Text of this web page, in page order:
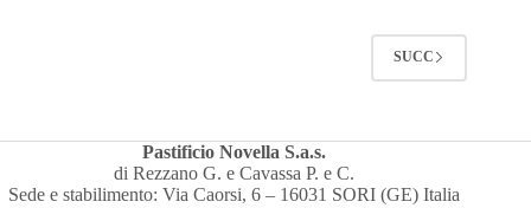
SUCC
Pastificio Novella S.a.s.
di Rezzano G. e Cavassa P. e C.
Sede e stabilimento: Via Caorsi, 6 – 16031 SORI (GE) Italia